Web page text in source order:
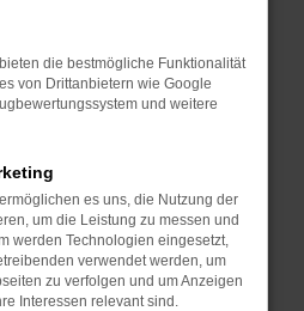
helfen, vorübergehende
dein Browser und dein
dem neuesten Stand
birgt nicht nur ein
kann auch dazu
Funktionen nicht mehr
die bestmögliche Funktionalität
von Drittanbietern wie Google
und weitere
es uns, die Nutzung der
um die Leistung zu messen und
werden Technologien eingesetzt,
verwendet werden, um
zu verfolgen und um Anzeigen
Interessen relevant sind.